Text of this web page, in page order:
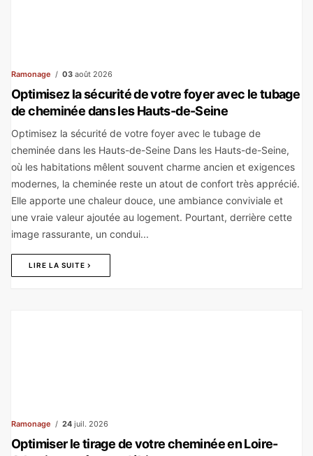
Ramonage 03 août 2026
Optimisez la sécurité de votre foyer avec le tubage
de cheminée dans les Hauts-de-Seine
Optimisez la sécurité de votre foyer avec le tubage de
cheminée dans les Hauts-de-Seine Dans les Hauts-de-Seine,
où les habitations mêlent souvent charme ancien et exigences
modernes, la cheminée reste un atout de confort très apprécié.
Elle apporte une chaleur douce, une ambiance conviviale et
une vraie valeur ajoutée au logement. Pourtant, derrière cette
image rassurante, un condui...
LIRE LA SUITE
Ramonage 24 juil. 2026
Optimiser le tirage de votre cheminée en Loire-